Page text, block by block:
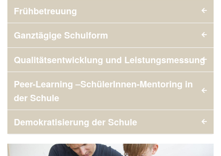
Frühbetreuung
Ganztägige Schulform
Qualitätsentwicklung und Leistungsmessung
Peer-Learning –SchülerInnen-Mentoring in
der Schule
Demokratisierung der Schule